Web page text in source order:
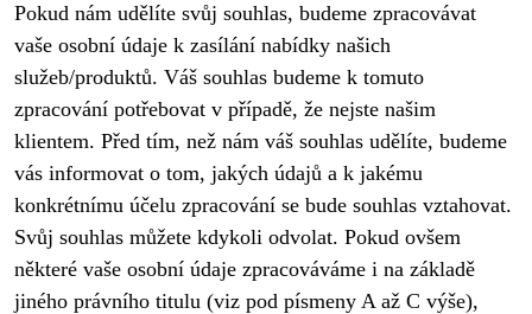
Pokud nám udělíte svůj souhlas, budeme zpracovávat
vaše osobní údaje k zasílání nabídky našich
služeb/produktů. Váš souhlas budeme k tomuto
zpracování potřebovat v případě, že nejste našim
klientem. Před tím, než nám váš souhlas udělíte, budeme
vás informovat o tom, jakých údajů a k jakému
konkrétnímu účelu zpracování se bude souhlas vztahovat.
Svůj souhlas můžete kdykoli odvolat. Pokud ovšem
některé vaše osobní údaje zpracováváme i na základě
jiného právního titulu (viz pod písmeny A až C výše),